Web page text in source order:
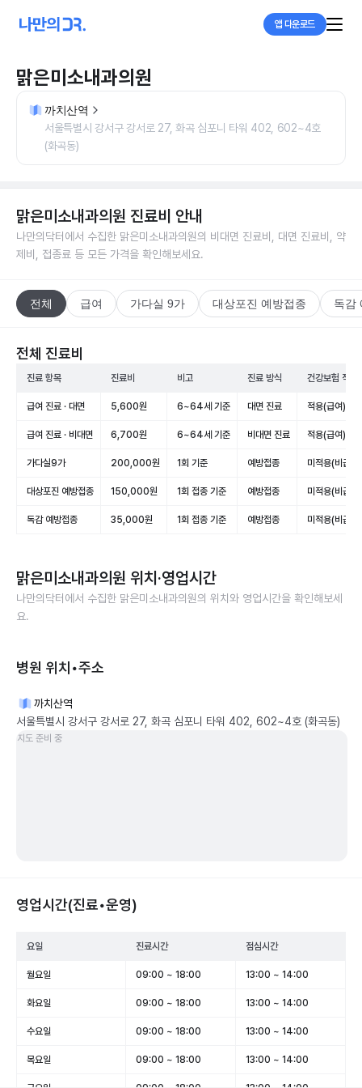
앱 다운로드
맑은미소내과의원
까치산역
서울특별시 강서구 강서로 27, 화곡 심포니 타워 402, 602~4호
(화곡동)
맑은미소내과의원 진료비 안내
나만의닥터에서 수집한 맑은미소내과의원의 비대면 진료비, 대면 진료비, 약
제비, 접종료 등 모든 가격을 확인해보세요.
전체 급여 가다실 9가 대상포진 예방접종 독감
전체 진료비
진료 항목 진료비 비고 진료 방식 건강보험 적용
급여 진료 · 대면 5,600원 6~64세 기준 대면 진료 적용(급여)
급여 진료 · 비대면 6,700원 6~64세 기준 비대면 진료 적용(급여)
가다실9가 200,000원 1회 기준 예방접종 미적용(비급여)
대상포진 예방접종 150,000원 1회 접종 기준 예방접종 미적용(비급여)
독감 예방접종 35,000원 1회 접종 기준 예방접종 미적용(비급여)
맑은미소내과의원 위치·영업시간
나만의닥터에서 수집한 맑은미소내과의원의 위치와 영업시간을 확인해보세
요.
병원 위치•주소
까치산역
서울특별시 강서구 강서로 27, 화곡 심포니 타워 402, 602~4호 (화곡동)
지도 준비 중
영업시간(진료•운영)
요일 진료시간 점심시간
월요일 09:00 ~ 18:00 13:00 ~ 14:00
화요일 09:00 ~ 18:00 13:00 ~ 14:00
수요일 09:00 ~ 18:00 13:00 ~ 14:00
목요일 09:00 ~ 18:00 13:00 ~ 14:00